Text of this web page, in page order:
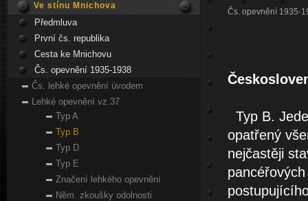
Ve stínu Mnichova
Předmluva
První čs. republika
Cesta ke Mnichovu
Čs. opevnění 1935-1938
Čs. lehké opevnění úvodem
Lehké opevnění vz.37
Typ A
Typ B
Typ D
Typ E
Značení lehkého opevnění
Něm. zkoušky odolnosti
Čs. opevnění 1935-
Typ B.
opatřený
nejčastěji